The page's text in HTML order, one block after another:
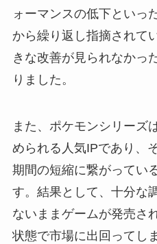
ォーマンスの低下といっ
から繰り返し指摘されて
きな改善が見られなかっ
りました。
また、ポケモンシリーズ
められる人気IPであり、
期間の短縮に繋がってい
す。結果として、十分な
ないままゲームが発売さ
状態で市場に出回ってし